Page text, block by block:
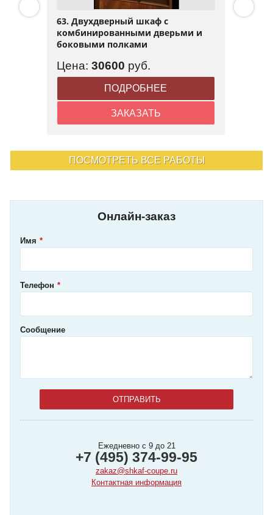
63. Двухдверный шкаф с
комбинированными дверьми и
боковыми полками
Цена: 30600 руб.
ПОДРОБНЕЕ
ЗАКАЗАТЬ
ПОСМОТРЕТЬ ВСЕ РАБОТЫ
Онлайн-заказ
Имя
Телефон
Сообщение
Ежедневно с 9 до 21
+7 (495) 374-99-95
zakaz@shkaf-coupe.ru
Контактная информация